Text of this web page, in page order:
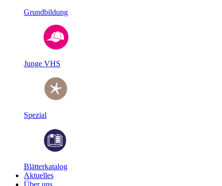
Grundbildung
Junge VHS
Spezial
Blätterkatalog
Aktuelles
Über uns